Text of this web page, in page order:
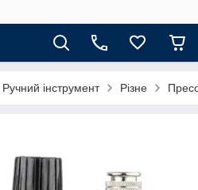
Ручний інструмент Різне